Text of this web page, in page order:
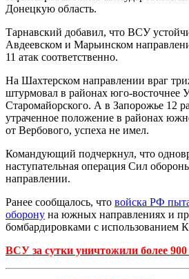
Донецкую область.
Тарнавский добавил, что ВСУ
Авдеевском и Марьинском
11 атак соответственно.
На Шахтерском направлении враг
штурмовал в районах юго-восточнее
Старомайорского. А в Запорожье 12
утраченное положение в районах
от Вербового, успеха не имел.
Командующий подчеркнул, что
наступательная операция Сил
направлении.
Ранее сообщалось, что войска РФ
оборону на южных направлениях и
бомбардировками с использованием
ВСУ за сутки уничтожили более